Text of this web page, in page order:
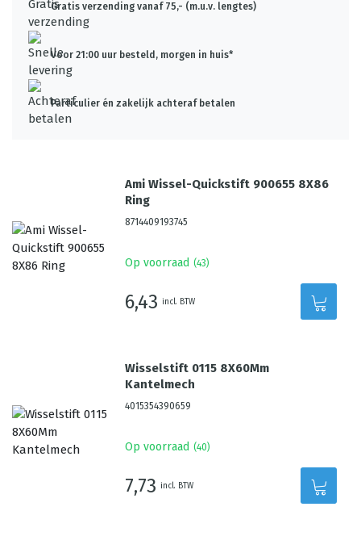
Gratis verzending vanaf 75,- (m.u.v. lengtes)
Voor 21:00 uur besteld, morgen in huis*
Particulier én zakelijk achteraf betalen
Ami Wissel-Quickstift 900655 8X86
Ring
8714409193745
Op voorraad (43)
6,43 incl. BTW
Wisselstift 0115 8X60Mm
Kantelmech
4015354390659
Op voorraad (40)
7,73 incl. BTW